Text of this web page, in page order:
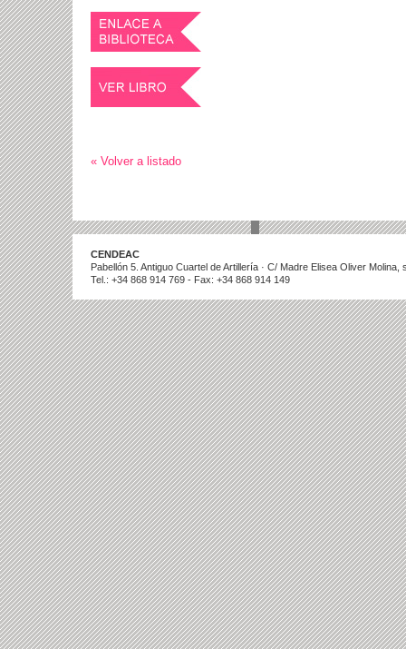
« Volver a listado
CENDEAC
Pabellón 5. Antiguo Cuartel de Artillería · C/ Madre Elisea Oliver
Tel.: +34 868 914 769 - Fax: +34 868 914 149